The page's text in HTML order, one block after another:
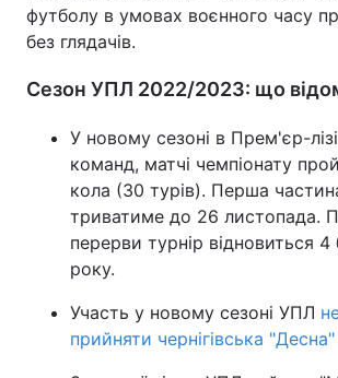
футболу в умовах воєнного часу
без глядачів.
Сезон УПЛ 2022/2023: що
У новому сезоні в Прем'єр-
команд, матчі чемпіонату
кола (30 турів). Перша
триватиме до 26 листопада.
перерви турнір відновиться
року.
Участь у новому сезоні УПЛ
прийняти чернігівська